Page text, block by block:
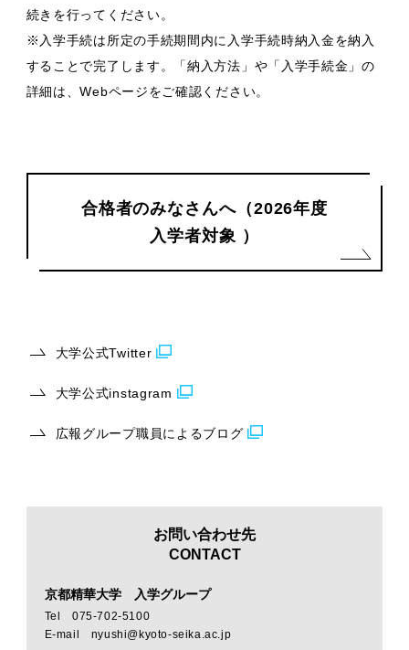
続きを行ってください。
※入学手続は所定の手続期間内に入学手続時納入金を納入
することで完了します。「納入方法」や「入学手続金」の
詳細は、Webページをご確認ください。
合格者のみなさんへ（2026年度
入学者対象 ）
大学公式Twitter
大学公式instagram
広報グループ職員によるブログ
お問い合わせ先
CONTACT
京都精華大学 入学グループ
Tel 075-702-5100
E-mail nyushi@kyoto-seika.ac.jp